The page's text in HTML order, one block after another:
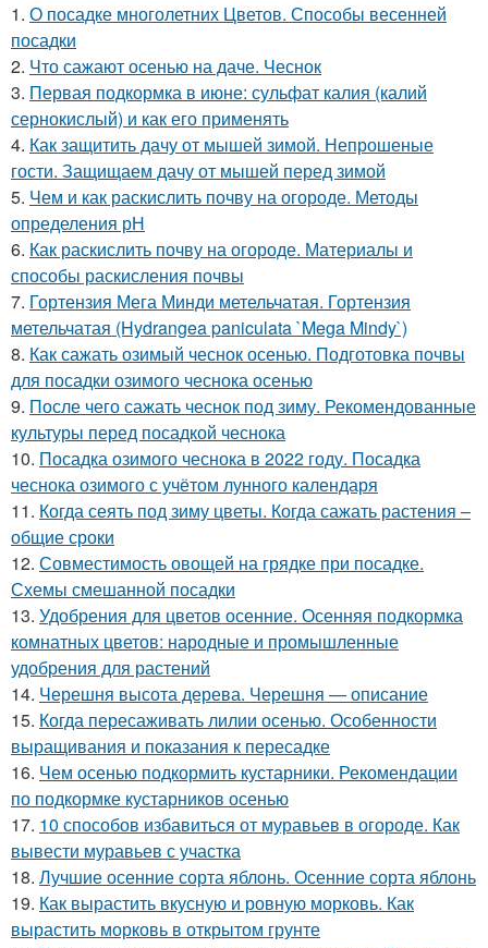
1. О посадке многолетних Цветов. Способы весенней
посадки
2. Что сажают осенью на даче. Чеснок
3. Первая подкормка в июне: сульфат калия (калий
сернокислый) и как его применять
4. Как защитить дачу от мышей зимой. Непрошеные
гости. Защищаем дачу от мышей перед зимой
5. Чем и как раскислить почву на огороде. Методы
определения рН
6. Как раскислить почву на огороде. Материалы и
способы раскисления почвы
7. Гортензия Мега Минди метельчатая. Гортензия
метельчатая (Hydrangea paniculata `Mega Mindy`)
8. Как сажать озимый чеснок осенью. Подготовка почвы
для посадки озимого чеснока осенью
9. После чего сажать чеснок под зиму. Рекомендованные
культуры перед посадкой чеснока
10. Посадка озимого чеснока в 2022 году. Посадка
чеснока озимого с учётом лунного календаря
11. Когда сеять под зиму цветы. Когда сажать растения –
общие сроки
12. Совместимость овощей на грядке при посадке.
Схемы смешанной посадки
13. Удобрения для цветов осенние. Осенняя подкормка
комнатных цветов: народные и промышленные
удобрения для растений
14. Черешня высота дерева. Черешня — описание
15. Когда пересаживать лилии осенью. Особенности
выращивания и показания к пересадке
16. Чем осенью подкормить кустарники. Рекомендации
по подкормке кустарников осенью
17. 10 способов избавиться от муравьев в огороде. Как
вывести муравьев с участка
18. Лучшие осенние сорта яблонь. Осенние сорта яблонь
19. Как вырастить вкусную и ровную морковь. Как
вырастить морковь в открытом грунте